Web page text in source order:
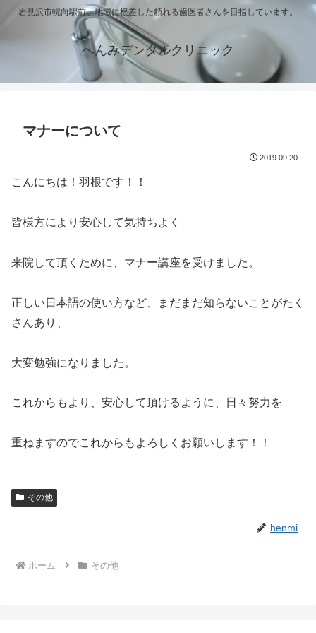
岩見沢市幌向駅前。地域に根差した頼れる歯医者さんを目指しています。
へんみデンタルクリニック
マナーについて
2019.09.20
こんにちは！羽根です！！
皆様方により安心して気持ちよく
来院して頂くために、マナー講座を受けました。
正しい日本語の使い方など、まだまだ知らないことがたく
さんあり、
大変勉強になりました。
これからもより、安心して頂けるように、日々努力を
重ねますのでこれからもよろしくお願いします！！
その他
henmi
ホーム その他